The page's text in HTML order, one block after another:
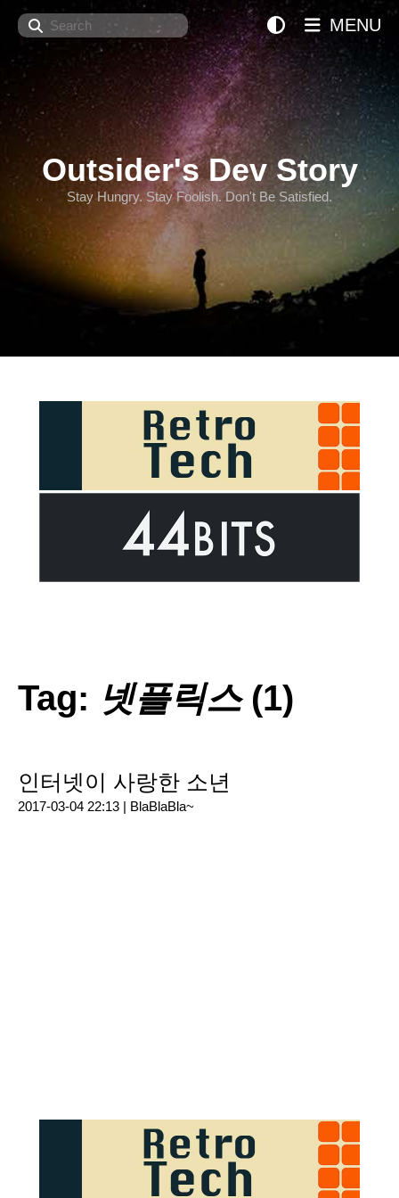
Search
Outsider's Dev Story
Stay Hungry. Stay Foolish. Don't Be Satisfied.
MENU
Tag: 넷플릭스(1)
인터넷이 사랑한 소년
2017-03-04 22:13 | BlaBlaBla~